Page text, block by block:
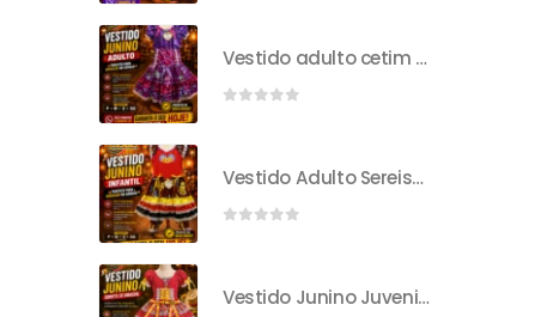
Vestido adulto cetim mini rosa P
Vestido Adulto Sereismo
Vestido Junino Juvenil Sorvete De Girassol